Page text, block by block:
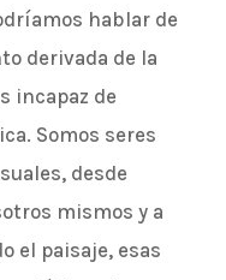
hablar de
derivada de la
incapaz de
Somos seres
desde
mismos y a
el paisaje, esas